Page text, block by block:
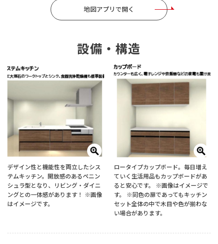
地図アプリで開く
設備・構造
デザイン性と機能性を両立したシス
テムキッチン。開放感のあるペニン
シュラ型となり、リビング・ダイニ
ングとの一体感があります！ ※画像
はイメージです。
ロータイプカップボード。毎日増え
ていく生活用品もカップボードがあ
ると安心です。 ※画像はイメージで
す。 ※同色の扉であってもキッチン
セット全体の中で木目や色が揃わな
い場合があります。